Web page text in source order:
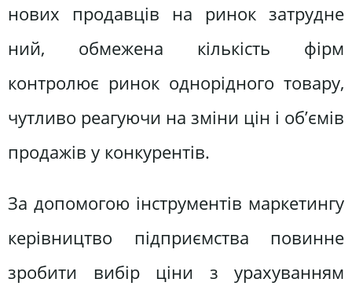
нових продавців на ринок затрудне
ний, обмежена кількість фірм
контролює ринок однорідного товару,
чутливо реагуючи на зміни цін і об’ємів
продажів у конкурентів.
За допомогою інструментів маркетингу
керівництво підприємства повинне
зробити вибір ціни з урахуванням